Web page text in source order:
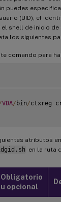
puedes
(UID), el
shell de inicio de
los siguientes
comando para
VDA/ bin/ctxreg
atributos
en la ruta
Obligatorio
u opcional